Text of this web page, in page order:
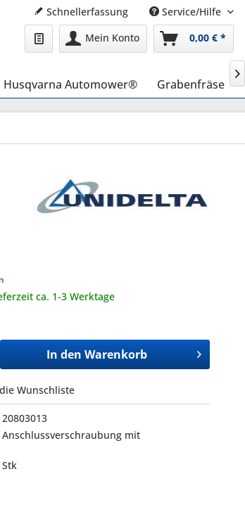
Schnellerfassung
Service/Hilfe
Mein Konto
0,00 € *
Husqvarna Automower® Grabenfräse

ca. 1-3 Werktage
In den Warenkorb
Wunschliste
20803013
Anschlussverschraubung mit
Stk